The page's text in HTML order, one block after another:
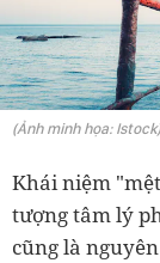
(Ảnh minh họa: Istock)
Khái niệm
tượng tâm lý
cũng là